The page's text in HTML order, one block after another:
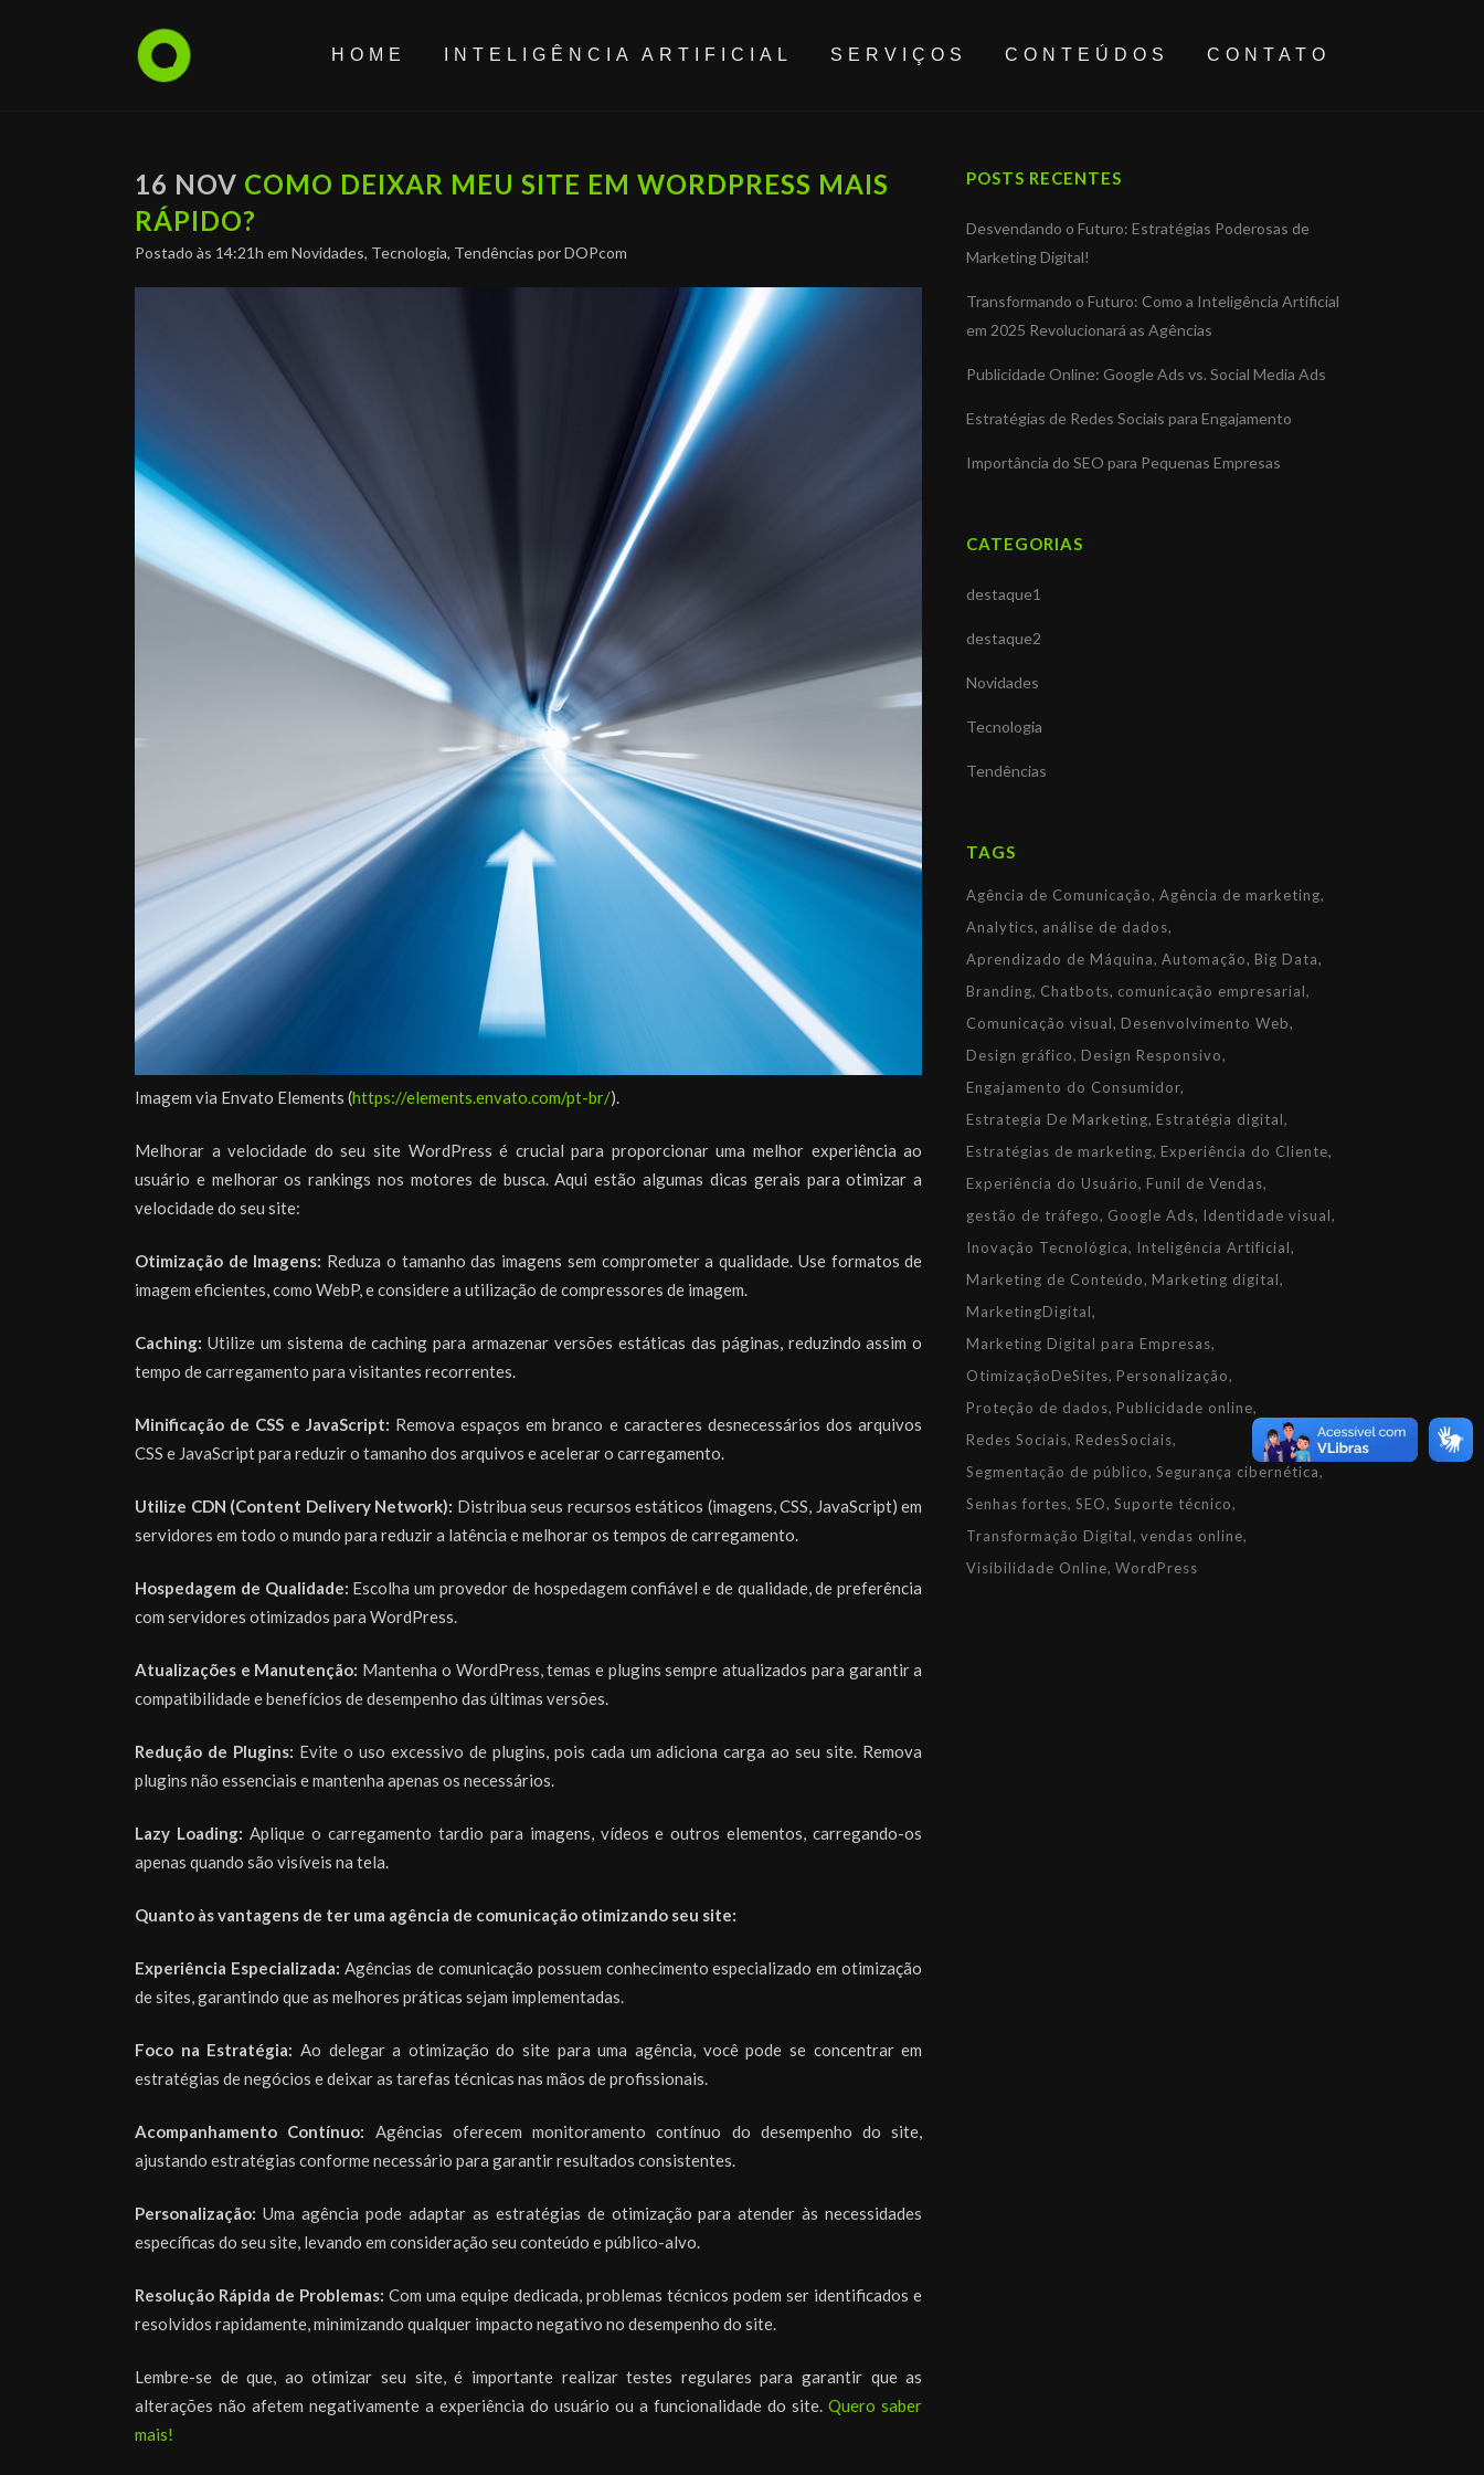
HOME INTELIGÊNCIA ARTIFICIAL SERVIÇOS CONTEÚDOS CONTATO
16 NOV COMO DEIXAR MEU SITE EM WORDPRESS MAIS
RÁPIDO?
Postado às 14:21h em Novidades, Tecnologia, Tendências porDOPcom
Imagem via Envato Elements (https://elements.envato.com/pt-br/).
Melhorar a velocidade do seu site WordPress é crucial para proporcionar uma melhor experiência ao
usuário e melhorar os rankings nos motores de busca. Aqui estão algumas dicas gerais para otimizar a
velocidade do seu site:
Otimização de Imagens: Reduza o tamanho das imagens sem comprometer a qualidade. Use formatos de
imagem eficientes, como WebP, e considere a utilização de compressores de imagem.
Caching: Utilize um sistema de caching para armazenar versões estáticas das páginas, reduzindo assim o
tempo de carregamento para visitantes recorrentes.
Minificação de CSS e JavaScript: Remova espaços em branco e caracteres desnecessários dos arquivos
CSS e JavaScript para reduzir o tamanho dos arquivos e acelerar o carregamento.
Utilize CDN (Content Delivery Network): Distribua seus recursos estáticos (imagens, CSS, JavaScript) em
servidores em todo o mundo para reduzir a latência e melhorar os tempos de carregamento.
Hospedagem de Qualidade: Escolha um provedor de hospedagem confiável e de qualidade, de preferência
com servidores otimizados para WordPress.
Atualizações e Manutenção: Mantenha o WordPress, temas e plugins sempre atualizados para garantir a
compatibilidade e benefícios de desempenho das últimas versões.
Redução de Plugins: Evite o uso excessivo de plugins, pois cada um adiciona carga ao seu site. Remova
plugins não essenciais e mantenha apenas os necessários.
Lazy Loading: Aplique o carregamento tardio para imagens, vídeos e outros elementos, carregando-os
apenas quando são visíveis na tela.
Quanto às vantagens de ter uma agência de comunicação otimizando seu site:
Experiência Especializada: Agências de comunicação possuem conhecimento especializado em otimização
de sites, garantindo que as melhores práticas sejam implementadas.
Foco na Estratégia: Ao delegar a otimização do site para uma agência, você pode se concentrar em
estratégias de negócios e deixar as tarefas técnicas nas mãos de profissionais.
Acompanhamento Contínuo: Agências oferecem monitoramento contínuo do desempenho do site,
ajustando estratégias conforme necessário para garantir resultados consistentes.
Personalização: Uma agência pode adaptar as estratégias de otimização para atender às necessidades
específicas do seu site, levando em consideração seu conteúdo e público-alvo.
Resolução Rápida de Problemas: Com uma equipe dedicada, problemas técnicos podem ser identificados e
resolvidos rapidamente, minimizando qualquer impacto negativo no desempenho do site.
Lembre-se de que, ao otimizar seu site, é importante realizar testes regulares para garantir que as
alterações não afetem negativamente a experiência do usuário ou a funcionalidade do site.Quero saber
mais!
POSTS RECENTES
Desvendando o Futuro: Estratégias Poderosas de
Marketing Digital!
Transformando o Futuro: Como a Inteligência Artificial
em 2025 Revolucionará as Agências
Publicidade Online: Google Ads vs. Social Media Ads
Estratégias de Redes Sociais para Engajamento
Importância do SEO para Pequenas Empresas
CATEGORIAS
destaque1
destaque2
Novidades
Tecnologia
Tendências
TAGS
Agência de Comunicação Agência de marketing
Analytics análise de dados
Aprendizado de Máquina Automação Big Data
Branding Chatbots comunicação empresarial
Comunicação visual Desenvolvimento Web
Design gráfico Design Responsivo
Engajamento do Consumidor
Estrategia De Marketing Estratégia digital
Estratégias de marketing Experiência do Cliente
Experiência do Usuário Funil de Vendas
gestão de tráfego Google Ads Identidade visual
Inovação Tecnológica Inteligência Artificial
Marketing de Conteúdo Marketing digital
MarketingDigital
Marketing Digital para Empresas
OtimizaçãoDeSites Personalização
Proteção de dados Publicidade online
Redes Sociais RedesSociais
Segmentação de público Segurança cibernética
Senhas fortes SEO Suporte técnico
Transformação Digital vendas online
Visibilidade Online WordPress